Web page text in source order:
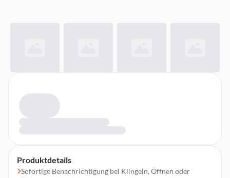
Produktdetails
Sofortige Benachrichtigung bei Klingeln, Öffnen oder